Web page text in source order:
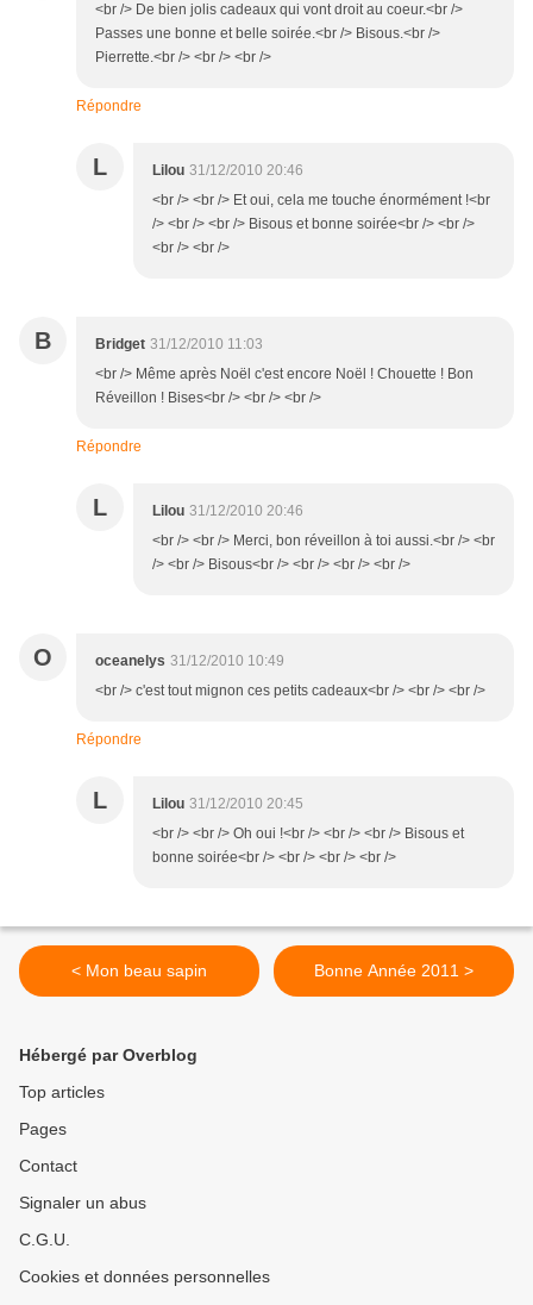
<br /> De bien jolis cadeaux qui vont droit au coeur.<br />
Passes une bonne et belle soirée.<br /> Bisous.<br />
Pierrette.<br /> <br /> <br />
Répondre
L Lilou 31/12/2010 20:46
<br /> <br /> Et oui, cela me touche énormément !<br
/> <br /> <br /> Bisous et bonne soirée<br /> <br />
<br /> <br />
B Bridget 31/12/2010 11:03
<br /> Même après Noël c'est encore Noël ! Chouette ! Bon
Réveillon ! Bises<br /> <br /> <br />
Répondre
L Lilou 31/12/2010 20:46
<br /> <br /> Merci, bon réveillon à toi aussi.<br /> <br
/> <br /> Bisous<br /> <br /> <br /> <br />
O oceanelys 31/12/2010 10:49
<br /> c'est tout mignon ces petits cadeaux<br /> <br /> <br />
Répondre
L Lilou 31/12/2010 20:45
<br /> <br /> Oh oui !<br /> <br /> <br /> Bisous et
bonne soirée<br /> <br /> <br /> <br />
< Mon beau sapin Bonne Année 2011 >
Hébergé par Overblog
Top articles
Pages
Contact
Signaler un abus
C.G.U.
Cookies et données personnelles